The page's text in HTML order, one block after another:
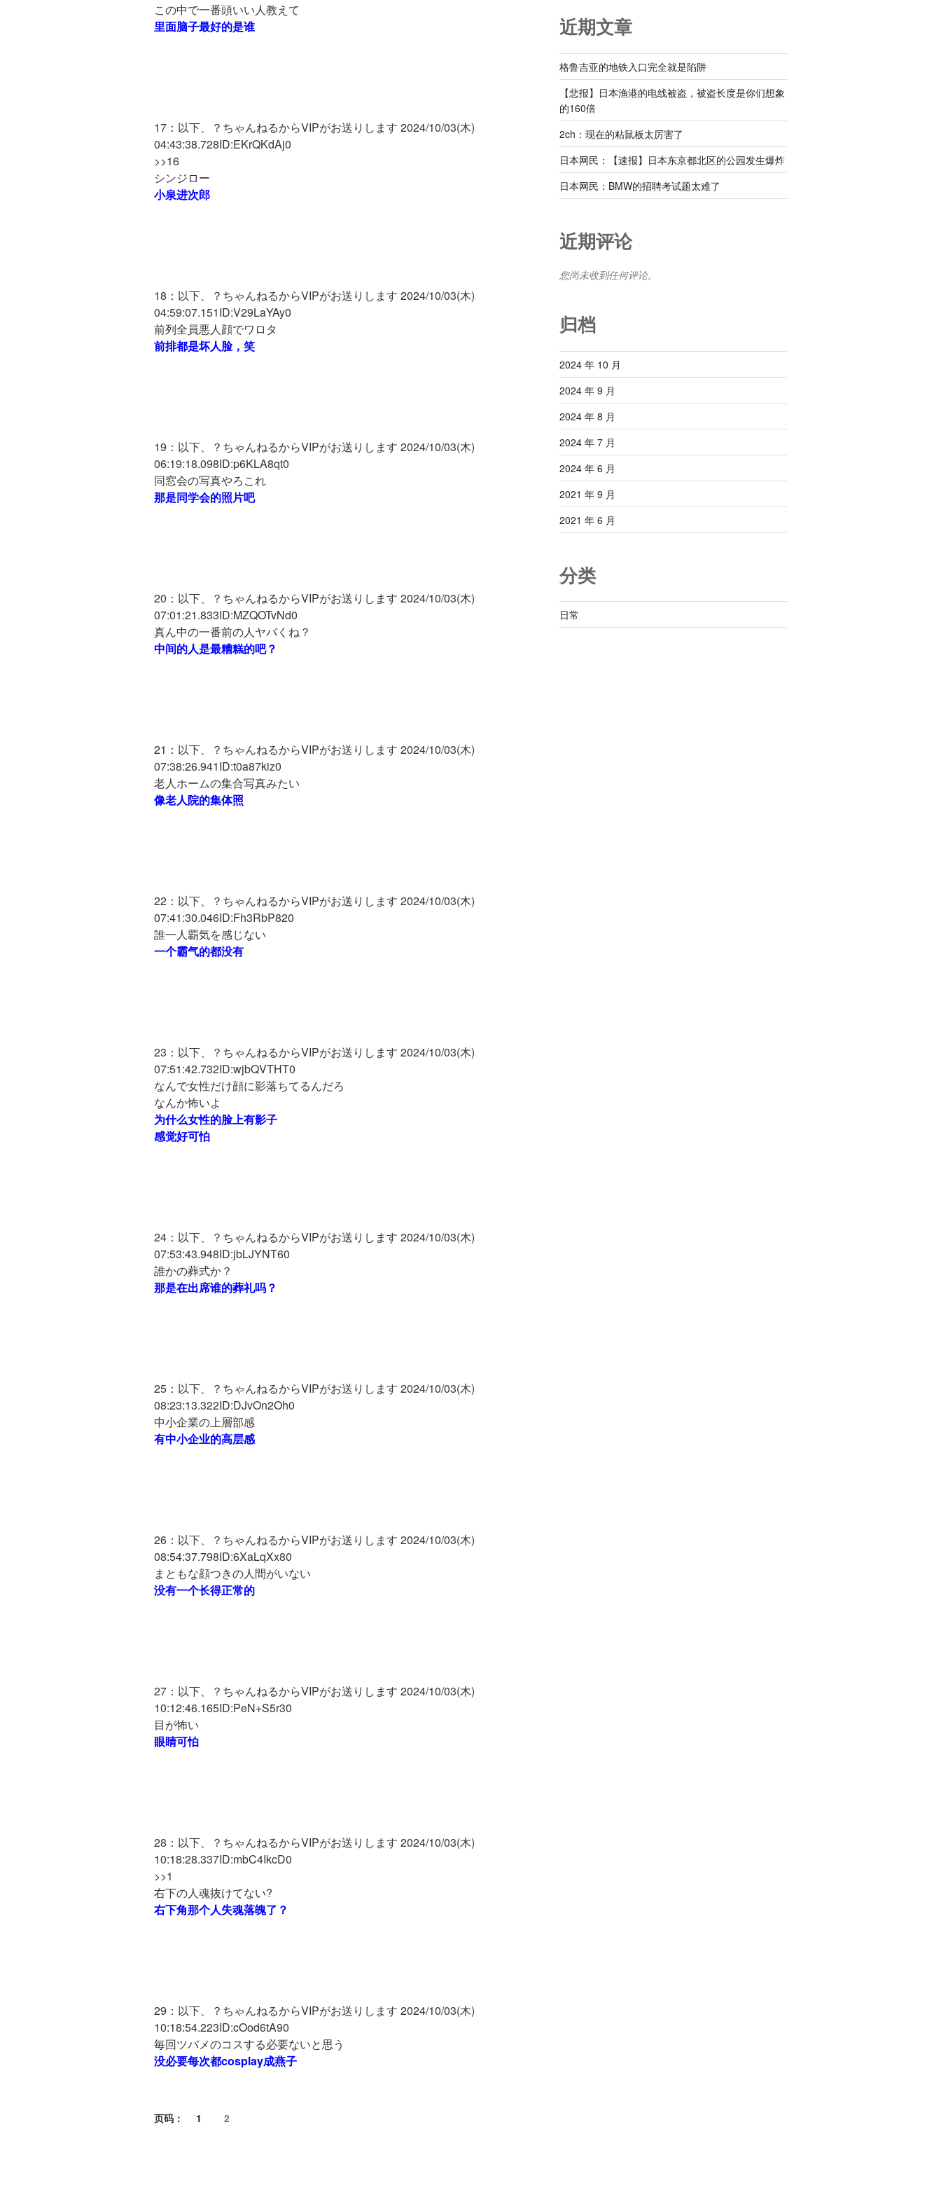
この中で一番頭いい人教えて
里面脑子最好的是谁
17：以下、？ちゃんねるからVIPがお送りします 2024/10/03(木)
04:43:38.728ID:EKrQKdAj0
>>16
シンジロー
小泉进次郎
18：以下、？ちゃんねるからVIPがお送りします 2024/10/03(木)
04:59:07.151ID:V29LaYAy0
前列全員悪人顔でワロタ
前排都是坏人脸，笑
19：以下、？ちゃんねるからVIPがお送りします 2024/10/03(木)
06:19:18.098ID:p6KLA8qt0
同窓会の写真やろこれ
那是同学会的照片吧
20：以下、？ちゃんねるからVIPがお送りします 2024/10/03(木)
07:01:21.833ID:MZQOTvNd0
真ん中の一番前の人ヤバくね？
中间的人是最糟糕的吧？
21：以下、？ちゃんねるからVIPがお送りします 2024/10/03(木)
07:38:26.941ID:t0a87kiz0
老人ホームの集合写真みたい
像老人院的集体照
22：以下、？ちゃんねるからVIPがお送りします 2024/10/03(木)
07:41:30.046ID:Fh3RbP820
誰一人覇気を感じない
一个霸气的都没有
23：以下、？ちゃんねるからVIPがお送りします 2024/10/03(木)
07:51:42.732ID:wjbQVTHT0
なんで女性だけ顔に影落ちてるんだろ
なんか怖いよ
为什么女性的脸上有影子
感觉好可怕
24：以下、？ちゃんねるからVIPがお送りします 2024/10/03(木)
07:53:43.948ID:jbLJYNT60
誰かの葬式か？
那是在出席谁的葬礼吗？
25：以下、？ちゃんねるからVIPがお送りします 2024/10/03(木)
08:23:13.322ID:DJvOn2Oh0
中小企業の上層部感
有中小企业的高层感
26：以下、？ちゃんねるからVIPがお送りします 2024/10/03(木)
08:54:37.798ID:6XaLqXx80
まともな顔つきの人間がいない
没有一个长得正常的
27：以下、？ちゃんねるからVIPがお送りします 2024/10/03(木)
10:12:46.165ID:PeN+S5r30
目が怖い
眼睛可怕
28：以下、？ちゃんねるからVIPがお送りします 2024/10/03(木)
10:18:28.337ID:mbC4IkcD0
>>1
右下の人魂抜けてない?
右下角那个人失魂落魄了？
29：以下、？ちゃんねるからVIPがお送りします 2024/10/03(木)
10:18:54.223ID:cOod6tA90
毎回ツバメのコスする必要ないと思う
没必要每次都cosplay成燕子
页码： 1 2
近期文章
格鲁吉亚的地铁入口完全就是陷阱
【悲报】日本渔港的电线被盗，被盗长度是你们想象
的160倍
2ch：现在的粘鼠板太厉害了
日本网民：【速报】日本东京都北区的公园发生爆炸
日本网民：BMW的招聘考试题太难了
近期评论
您尚未收到任何评论。
归档
2024 年 10 月
2024 年 9 月
2024 年 8 月
2024 年 7 月
2024 年 6 月
2021 年 9 月
2021 年 6 月
分类
日常